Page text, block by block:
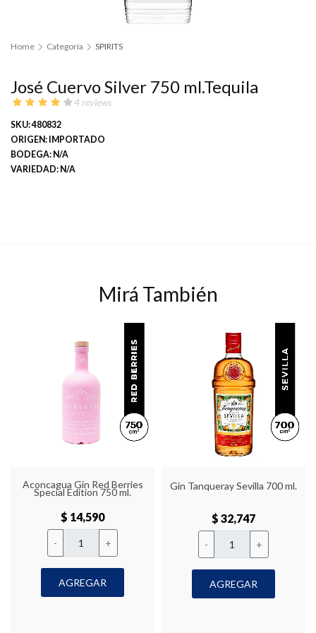
Home Categoría SPIRITS
José Cuervo Silver 750 ml.Tequila
4 reviews
SKU: 480832
ORIGEN: IMPORTADO
BODEGA: N/A
VARIEDAD: N/A
Mirá También
Aconcagua Gin Red Berries
Special Edition 750 ml.
$ 14,590
- +
AGREGAR
Gin Tanqueray Sevilla 700 ml.
$ 32,747
- +
AGREGAR